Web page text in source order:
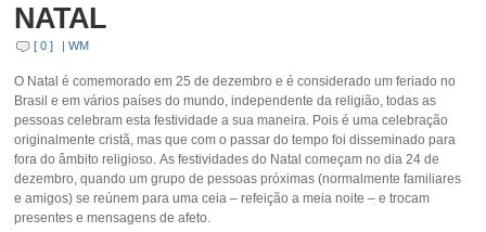
NATAL
[ 0 ] |WM
O Natal é comemorado em 25 de dezembro e é considerado um feriado no
Brasil e em vários países do mundo, independente da religião, todas as
pessoas celebram esta festividade a sua maneira. Pois é uma celebração
originalmente cristã, mas que com o passar do tempo foi disseminado para
fora do âmbito religioso. As festividades do Natal começam no dia 24 de
dezembro, quando um grupo de pessoas próximas (normalmente familiares
e amigos) se reúnem para uma ceia – refeição a meia noite – e trocam
presentes e mensagens de afeto.